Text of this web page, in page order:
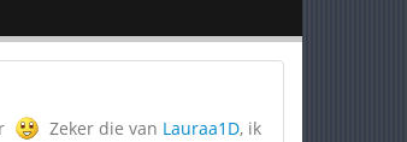
Zeker die van Lauraa1D, ik